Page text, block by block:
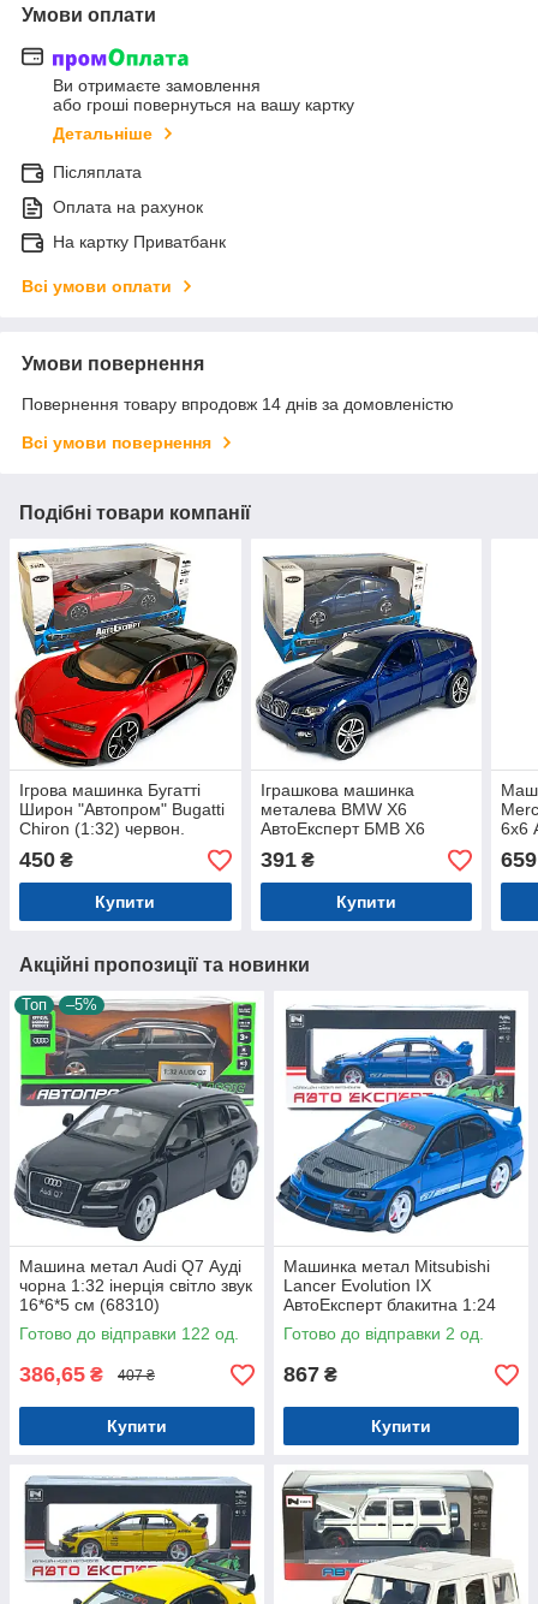
Умови оплати
Ви отримаєте замовлення
або гроші повернуться на вашу картку
Детальніше
Післяплата
Оплата на рахунок
На картку Приватбанк
Всі умови оплати
Умови повернення
Повернення товару впродовж 14 днів за домовленістю
Всі умови повернення
Подібні товари компанії
Ігрова машинка Бугатті
Широн "Автопром" Bugatti
Chiron (1:32) червон.
інерц., світ, звук, відкр.
двері,14*6*5 см (LF -
83880)
450 ₴
Купити
Іграшкова машинка
металева BMW X6
АвтоЕксперт БМВ Х6
джип, синій, звук, світло,
інерція, відкр. двері, капот,
багажник, 15*6*5 см
391₴
Купити
6x6
1:32
659
Акційні пропозиції та новинки
Топ –5%
Машина метал Audi Q7 Ауді
чорна 1:32 інерція світло звук
16*6*5 см (68310)
Готово до відправки 122 од.
386,65 ₴ 407 ₴
Купити
Машинка метал Mitsubishi
Lancer Evolution IX
АвтоЕксперт блакитна 1:24
звук світло 21*8*7 см (G8119-
55)
Готово до відправки 2 од.
867 ₴
Купити